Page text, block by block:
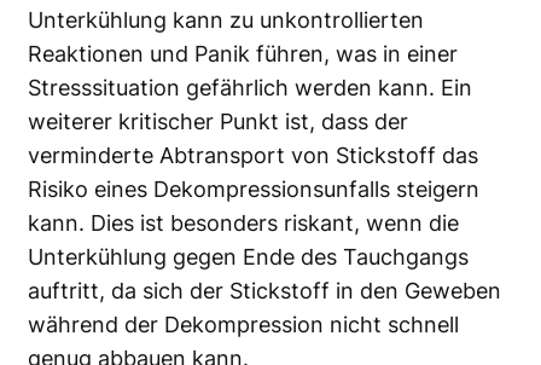
Unterkühlung kann zu unkontrollierten
Reaktionen und Panik führen, was in einer
Stresssituation gefährlich werden kann. Ein
weiterer kritischer Punkt ist, dass der
verminderte Abtransport von Stickstoff das
Risiko eines Dekompressionsunfalls steigern
kann. Dies ist besonders riskant, wenn die
Unterkühlung gegen Ende des Tauchgangs
auftritt, da sich der Stickstoff in den Geweben
während der Dekompression nicht schnell
genug abbauen kann.